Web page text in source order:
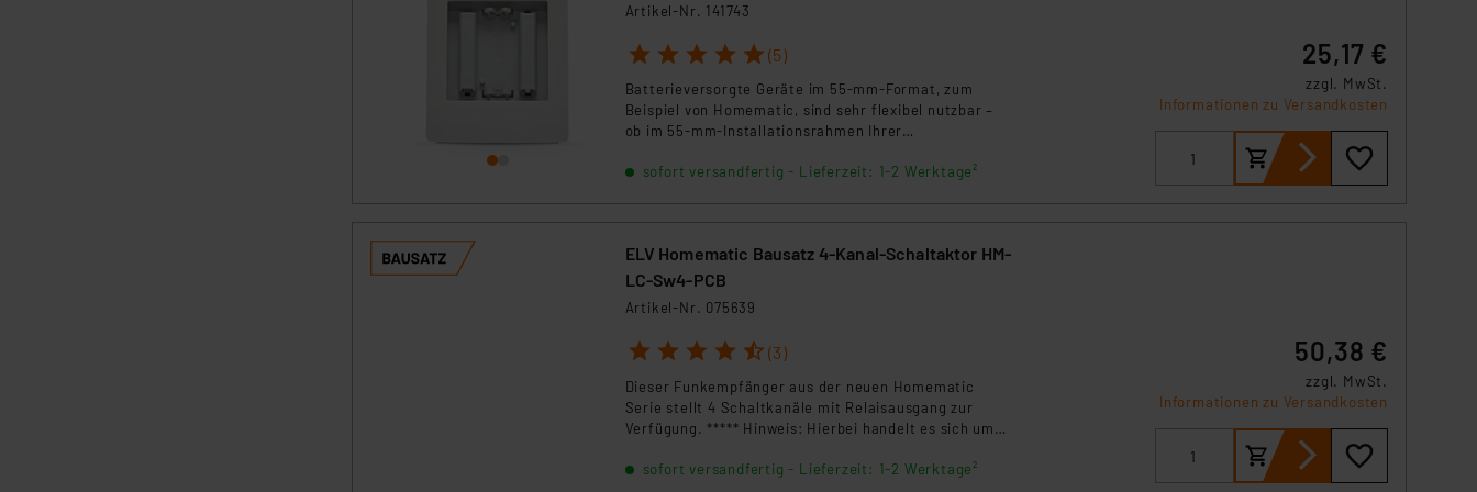
Artikel-Nr. 141743
1 2 3 4 5 (5)
Batterieversorgte Geräte im 55-mm-Format, zum
Beispiel von Homematic, sind sehr flexibel nutzbar –
ob im 55-mm-Installationsrahmen Ihrer
sogar als mobiles Bediengerät, alles ist möglich. Für
sofort versandfertig - Lieferzeit: 1-2 Werktage²
25,17 €
zzgl. MwSt.
Informationen zu Versandkosten
ELV Homematic Bausatz 4-Kanal-Schaltaktor HM-
LC-Sw4-PCB
Artikel-Nr. 075639
1 2 3 4 5 (3)
Dieser Funkempfänger aus der neuen Homematic
Serie stellt 4 Schaltkanäle mit Relaisausgang zur
Verfügung. ***** Hinweis: Hierbei handelt es sich um
muss! *****
sofort versandfertig - Lieferzeit: 1-2 Werktage²
50,38 €
zzgl. MwSt.
Informationen zu Versandkosten